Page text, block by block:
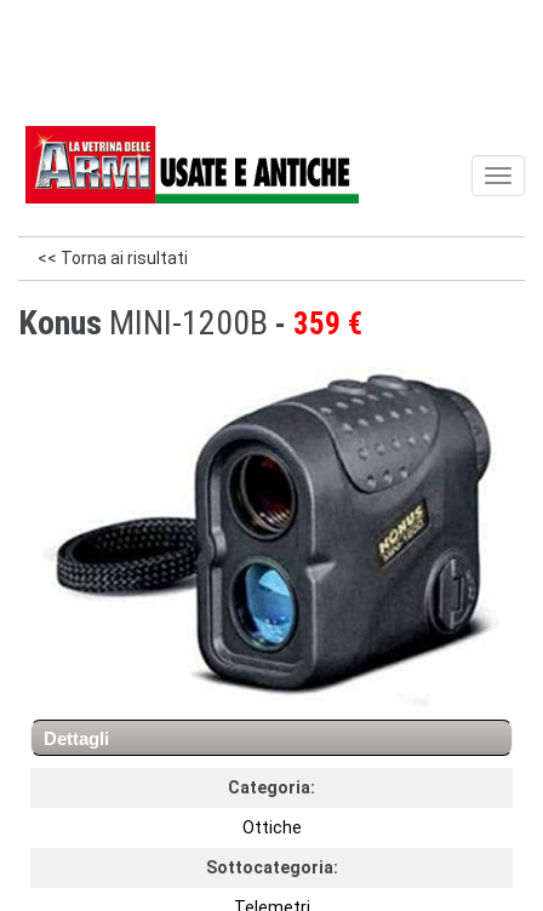
<< Torna ai risultati
Konus MINI-1200B 359 €
Dettagli
Categoria:
Ottiche
Sottocategoria: